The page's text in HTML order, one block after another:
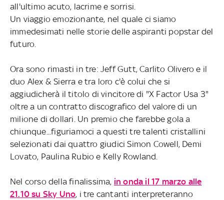
all'ultimo acuto, lacrime e sorrisi.
Un viaggio emozionante, nel quale ci siamo
immedesimati nelle storie delle aspiranti popstar del
futuro.
Ora sono rimasti in tre: Jeff Gutt, Carlito Olivero e il
duo Alex & Sierra e tra loro c'è colui che si
aggiudicherà il titolo di vincitore di "X Factor Usa 3"
oltre a un contratto discografico del valore di un
milione di dollari. Un premio che farebbe gola a
chiunque...figuriamoci a questi tre talenti cristallini
selezionati dai quattro giudici Simon Cowell, Demi
Lovato, Paulina Rubio e Kelly Rowland.
Nel corso della finalissima, in onda il 17 marzo alle
21.10 su Sky Uno, i tre cantanti interpreteranno